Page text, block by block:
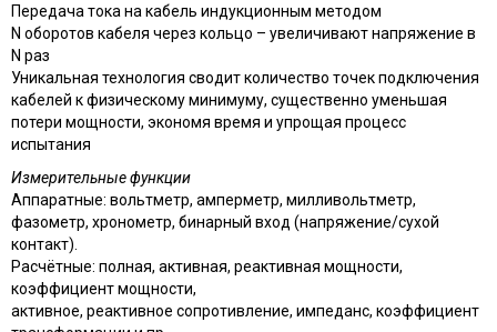
Передача тока на кабель индукционным методом
N оборотов кабеля через кольцо – увеличивают напряжение в
N раз
Уникальная технология сводит количество точек подключения
кабелей к физическому минимуму, существенно уменьшая
потери мощности, экономя время и упрощая процесс
испытания
Измерительные функции
Аппаратные: вольтметр, амперметр, милливольтметр,
фазометр, хронометр, бинарный вход (напряжение/сухой
контакт).
Расчётные: полная, активная, реактивная мощности,
коэффициент мощности,
активное, реактивное сопротивление, импеданс, коэффициент